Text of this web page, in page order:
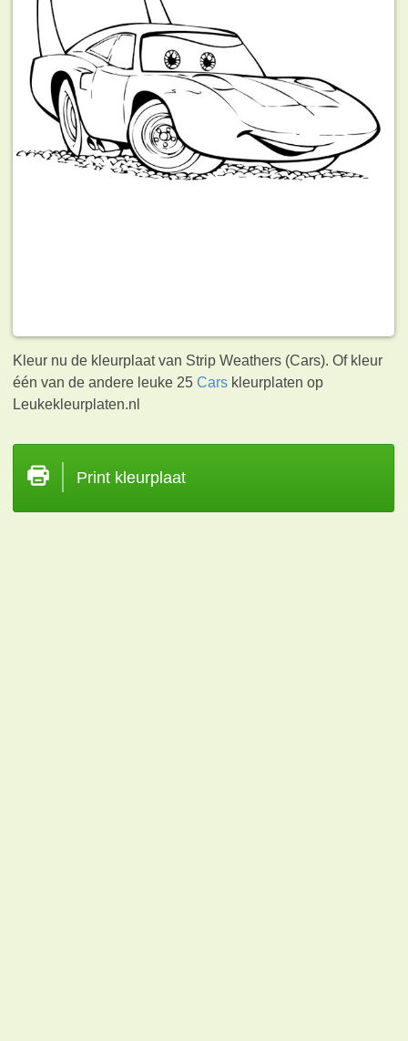
Kleur nu de kleurplaat van Strip Weathers (Cars). Of kleur
één van de andere leuke 25Cars kleurplaten op
Leukekleurplaten.nl
Print kleurplaat